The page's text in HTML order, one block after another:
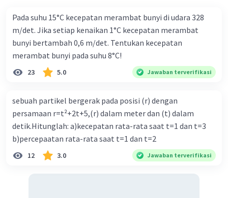
Pada suhu 15°C kecepatan merambat bunyi di udara 328
m/det. Jika setiap kenaikan 1°C kecepatan merambat
bunyi bertambah 0,6 m/det. Tentukan kecepatan
merambat bunyi pada suhu 8°C!
23 5.0 Jawaban terverifikasi
sebuah partikel bergerak pada posisi (r) dengan
persamaan r=t²+2t+5,(r) dalam meter dan (t) dalam
detik.Hitunglah: a)kecepatan rata-rata saat t=1 dan t=3
b)percepaatan rata-rata saat t=1 dan t=2
12 3.0 Jawaban terverifikasi